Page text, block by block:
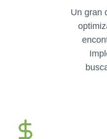
Un gran